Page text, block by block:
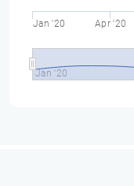
Jan '20 Apr '20
Jan '20